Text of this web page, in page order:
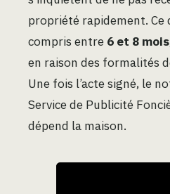
propriété rapidement. Ce
compris entre 6 et 8 mois
en raison des formalités
Une fois l’acte signé, le
Service de Publicité
dépend la maison.